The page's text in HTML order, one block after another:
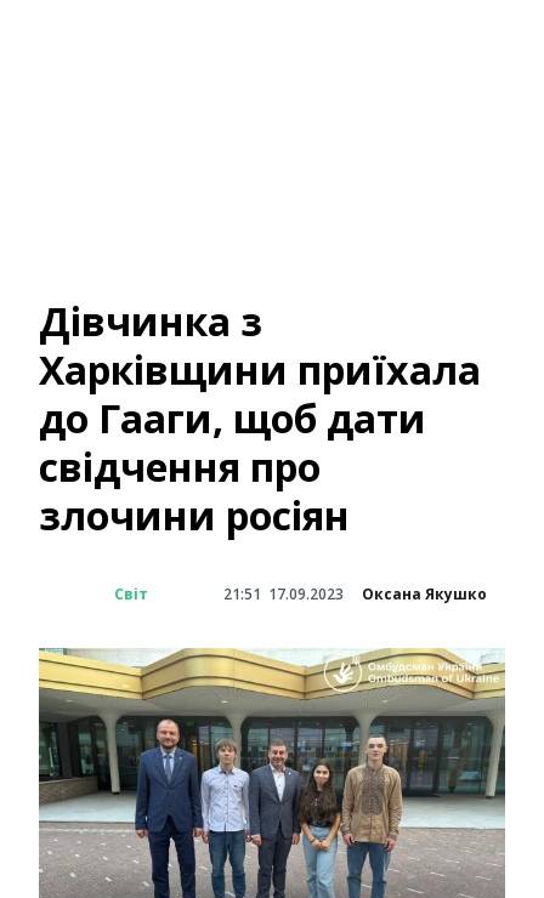
Дівчинка з
Харківщини приїхала
до Гааги, щоб дати
свідчення про
злочини росіян
Світ 21:51 17.09.2023 Оксана Якушко